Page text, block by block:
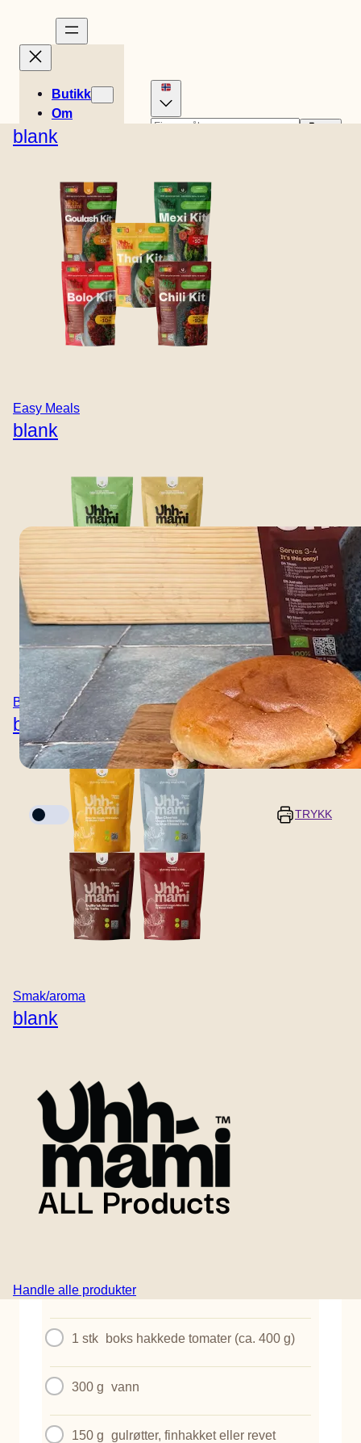
Butikk
blank
Easy Meals
blank
Boullion
blank
Smak/aroma
blank
Handle alle produkter
Om
Historier
Butikkens
beliggenhet
Kontakt
B2B
Spansk
Svensk
Engelsk (UK)
Italiensk
CHILI KIT
En dristig og mettende plantebasert variant av den
klassiske Sloppy Joe. Gulrøtter, grønnkål, løk, hvitløk og
er oppskriften på Chili Sloppy Joes: Tips: Bruk bacon for
å få en røkt smak Bruk...
Kokemodus TRYKK
porsjoner
+
En dristig og tilfredsstillende plantebasert variant av
den klassiske Sloppy Joe. Gulrøtter, grønnkål, løk,
hvitløk og paprika kokt i en fyldig chilisaus fra
Uhhmami Chili Kit. Perfekt rotete, dypt smakfull og
klar på få minutter.
Her er oppskriften på Chili Sloppy Joes:
1 stk Uhhmami Chili Kit
1 stk boks hakkede tomater (ca. 400 g)
300 g vann
150 g gulrøtter, finhakket eller revet